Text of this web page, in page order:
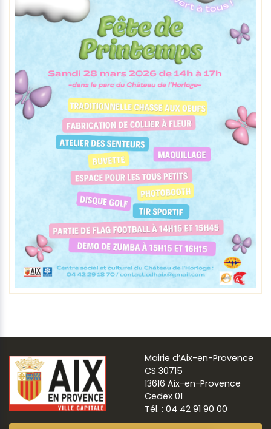
Mairie d’Aix-en-Provence
CS 30715
13616 Aix-en-Provence
Cedex 01
Tél. : 04 42 91 90 00